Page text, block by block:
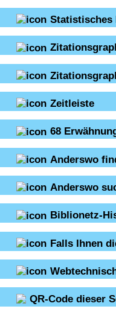
Statistisches
Zeitleiste
68
Anderswo
Anderswo
Biblionetz-
Falls Ihnen
QR-Code dieser